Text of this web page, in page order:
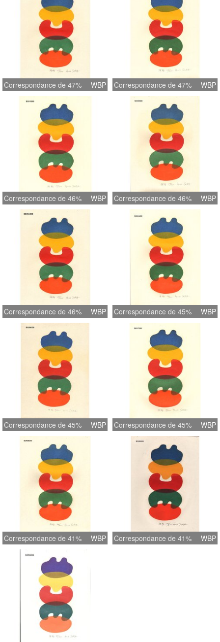
Correspondance de 47% WBP Correspondance de 47% WBP
Correspondance de 46% WBP Correspondance de 46% WBP
Correspondance de 46% WBP Correspondance de 45% WBP
Correspondance de 45% WBP Correspondance de 45% WBP
Correspondance de 41% WBP Correspondance de 41% WBP